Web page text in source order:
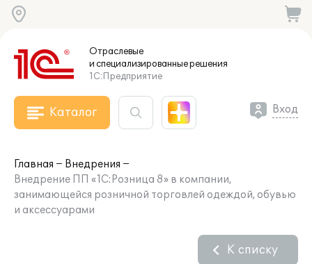
Отраслевые
и специализированныерешения
1С:Предприятие
Каталог Вход
Главная
Внедрения
Внедрение ПП «1С:Розница 8» в компании,
занимающейся розничной торговлей одеждой, обувью
и аксессуарами
К списку